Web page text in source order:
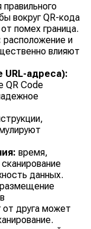
правильного
вокруг QR-кода
помех граница.
расположение и
влияют
адреса):
QR Code
время,
данных.
размещение
от друга может